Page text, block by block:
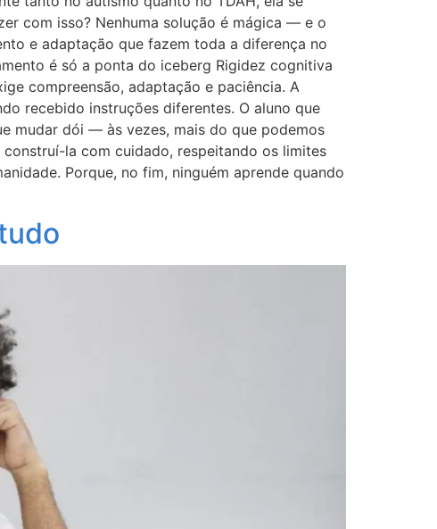
com isso? Nenhuma solução é mágica — e o
e adaptação que fazem toda a diferença no
é só a ponta do iceberg Rigidez cognitiva
compreensão, adaptação e paciência. A
recebido instruções diferentes. O aluno que
mudar dói — às vezes, mais do que podemos
la com cuidado, respeitando os limites
Porque, no fim, ninguém aprende quando